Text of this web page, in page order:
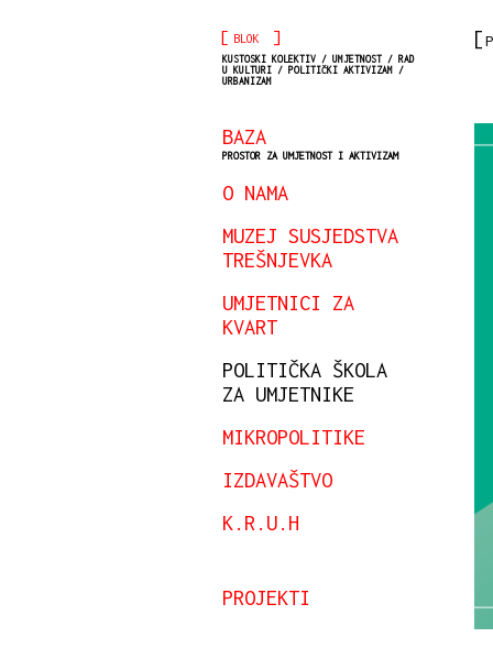
[ BLOK ]
KUSTOSKI KOLEKTIV / UMJETNOST / RAD
U KULTURI / POLITIČKI AKTIVIZAM /
URBANIZAM
BAZA
PROSTOR ZA UMJETNOST I AKTIVIZAM
O NAMA
MUZEJ SUSJEDSTVA
TREŠNJEVKA
UMJETNICI ZA
KVART
POLITIČKA ŠKOLA
ZA UMJETNIKE
MIKROPOLITIKE
IZDAVAŠTVO
K.R.U.H
PROJEKTI